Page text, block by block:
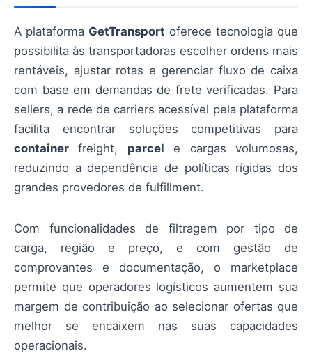
A plataforma GetTransport oferece tecnologia que
possibilita às transportadoras escolher ordens mais
rentáveis, ajustar rotas e gerenciar fluxo de caixa
com base em demandas de frete verificadas. Para
sellers, a rede de carriers acessível pela plataforma
facilita encontrar soluções competitivas para
container freight, parcel e cargas volumosas,
reduzindo a dependência de políticas rígidas dos
grandes provedores de fulfillment.
Com funcionalidades de filtragem por tipo de
carga, região e preço, e com gestão de
comprovantes e documentação, o marketplace
permite que operadores logísticos aumentem sua
margem de contribuição ao selecionar ofertas que
melhor se encaixem nas suas capacidades
operacionais.